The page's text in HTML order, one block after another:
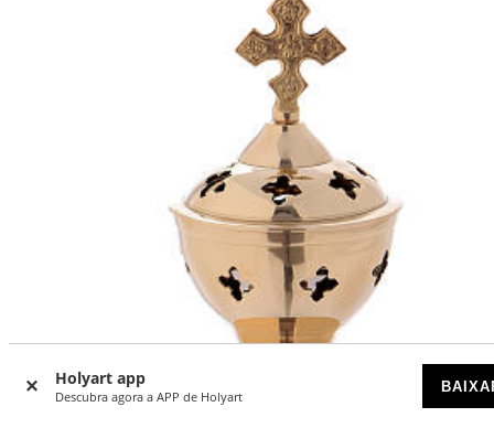
Holyart app
Descubra agora a APP de Holyart